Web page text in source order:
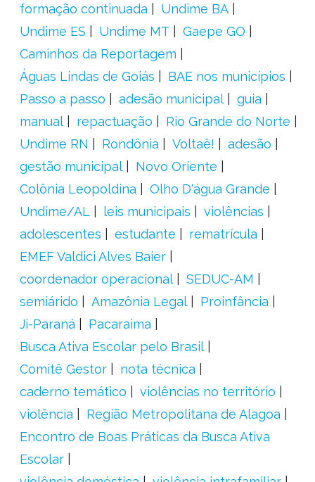
formação continuada
Undime BA
Undime ES
Undime MT
Gaepe GO
Caminhos da Reportagem
Águas Lindas de Goiás
BAE nos municípios
Passo a passo
adesão municipal
guia
manual
repactuação
Rio Grande do Norte
Undime RN
Rondônia Voltaê!
adesão
gestão municipal
Novo Oriente
Colônia Leopoldina
Olho D'água Grande
Undime/AL
leis municipais
violências
adolescentes
estudante
rematrícula
EMEF Valdici Alves Baier
coordenador operacional
SEDUC-AM
semiárido
Amazônia Legal
Proinfância
Ji-Paraná
Pacaraima
Busca Ativa Escolar pelo Brasil
Comitê Gestor
nota técnica
caderno temático
violências no território
violência
Região Metropolitana de Alagoa
Encontro de Boas Práticas da Busca Ativa
Escolar